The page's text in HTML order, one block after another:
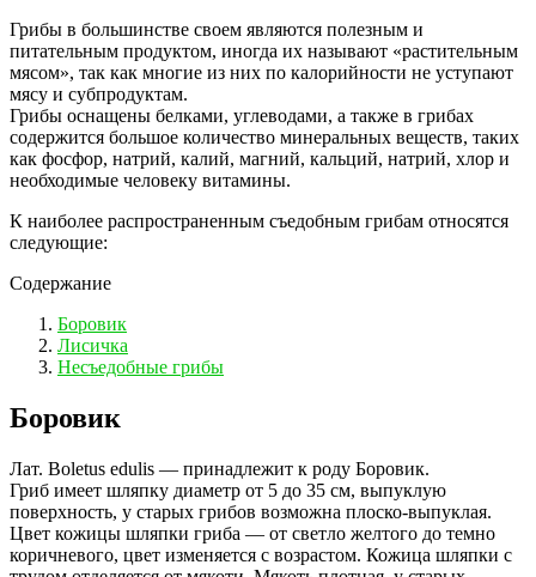
Грибы в большинстве своем являются полезным и
питательным продуктом, иногда их называют «растительным
мясом», так как многие из них по калорийности не уступают
мясу и субпродуктам.
Грибы оснащены белками, углеводами, а также в грибах
содержится большое количество минеральных веществ, таких
как фосфор, натрий, калий, магний, кальций, натрий, хлор и
необходимые человеку витамины.
К наиболее распространенным съедобным грибам относятся
следующие:
Содержание
Боровик
Лисичка
Несъедобные грибы
Боровик
Лат. Boletus edulis — принадлежит к роду Боровик.
Гриб имеет шляпку диаметр от 5 до 35 см, выпуклую
поверхность, у старых грибов возможна плоско-выпуклая.
Цвет кожицы шляпки гриба — от светло желтого до темно
коричневого, цвет изменяется с возрастом. Кожица шляпки с